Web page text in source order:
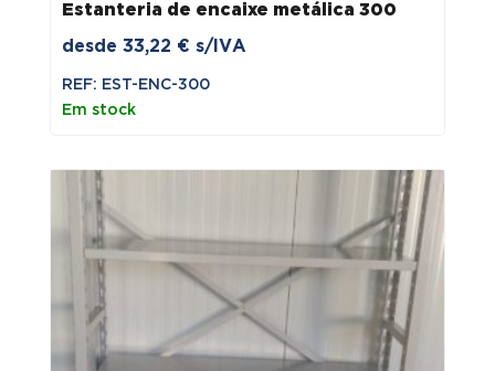
Estanteria de encaixe metálica 300
desde 33,22 € s/IVA
REF: EST-ENC-300
Em stock